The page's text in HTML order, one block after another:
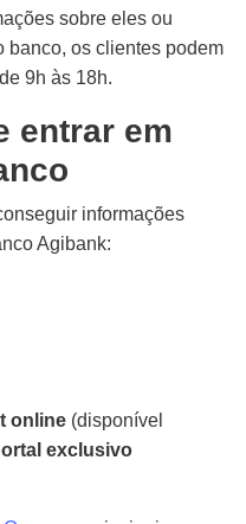
sobre eles ou
banco, os clientes podem
9h às 18h.
entrar em
informações
Agibank:
online (disponível
exclusivo